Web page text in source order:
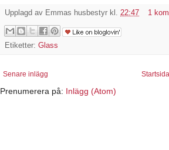
Upplagd av Emmas husbestyr kl. 22:47 1
Etiketter: Glass
Senare inlägg
Prenumerera på: Inlägg (Atom)